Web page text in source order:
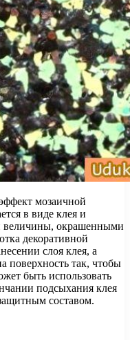
мозаичной
в виде клея и
величины, окрашенными
декоративной
слоя клея, а
поверхность так, чтобы
быть использовать
подсыхания клея
составом.